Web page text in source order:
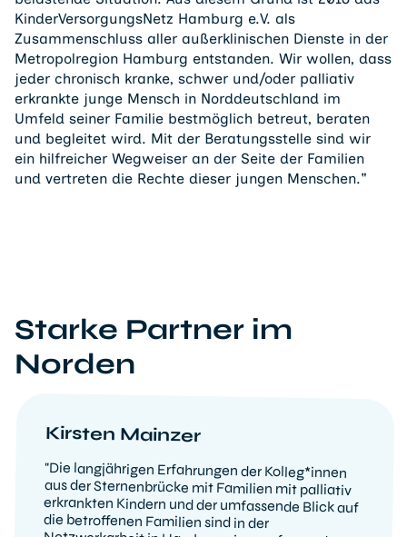
KinderVersorgungsNetz Hamburg e.V. als
Zusammenschluss aller außerklinischen Dienste in der
Metropolregion Hamburg entstanden. Wir wollen, dass
jeder chronisch kranke, schwer und/oder palliativ
erkrankte junge Mensch in Norddeutschland im
Umfeld seiner Familie bestmöglich betreut, beraten
und begleitet wird. Mit der Beratungsstelle sind wir
ein hilfreicher Wegweiser an der Seite der Familien
und vertreten die Rechte dieser jungen Menschen."
Starke Partner im
Norden
Kirsten Mainzer
"Die langjährigen Erfahrungen der Kolleg*innen
aus der Sternenbrücke mit Familien mit palliativ
erkrankten Kindern und der umfassende Blick auf
die betroffenen Familien sind in der
Netzwerkarbeit in Hamburg eine umfassende
Bereicherung, wir freuen uns sehr über den
kontinuierlichen Austausch und die guten
Aussichten im gesamten Hamburger
Versorgungsbereich durch die enge kollegiale